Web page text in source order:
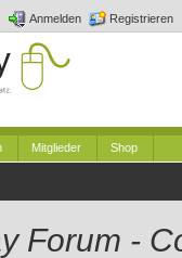
Anmelden Registrieren
Mitglieder Shop
Forum -